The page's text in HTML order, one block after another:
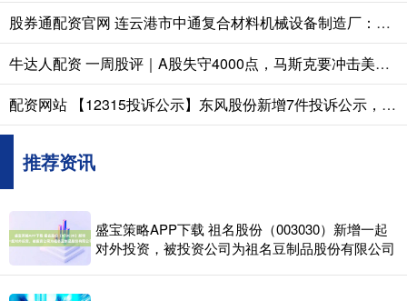
股券通配资官网 连云港市中通复合材料机械设备制造厂：玻璃钢排污管道生产设备先驱者，适配多领域管道制造需求
牛达人配资 一周股评｜A股失守4000点，马斯克要冲击美股8万亿市值
配资网站 【12315投诉公示】东风股份新增7件投诉公示，涉及不履行国家规定的三包义务问题等
推荐资讯
盛宝策略APP下载 祖名股份（003030）新增一起
对外投资，被投资公司为祖名豆制品股份有限公司